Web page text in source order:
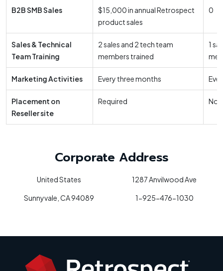
B2B SMB Sales
$15,000 in annual Retrospect
product sales
0
Sales & Technical
Team Training
2 sales and 2 tech team
members trained
1
Marketing Activities Every three months
Placement on
Reseller site
Required Not
Corporate Address
United States 1287 Anvilwood Ave
Sunnyvale, CA 94089 1-925-476-1030